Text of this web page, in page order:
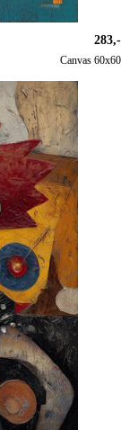
283,-
Canvas 60x60